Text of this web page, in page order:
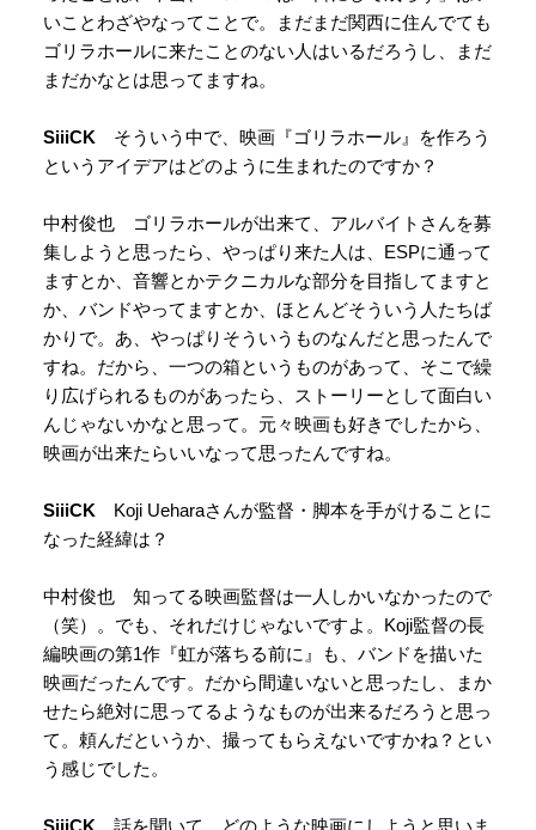
いことわざやなってことで。まだまだ関西に住んでても
ゴリラホールに来たことのない人はいるだろうし、まだ
まだかなとは思ってますね。
SiiiCK そういう中で、映画『ゴリラホール』を作ろう
というアイデアはどのように生まれたのですか？
中村俊也 ゴリラホールが出来て、アルバイトさんを募
集しようと思ったら、やっぱり来た人は、ESPに通って
ますとか、音響とかテクニカルな部分を目指してますと
か、バンドやってますとか、ほとんどそういう人たちば
かりで。あ、やっぱりそういうものなんだと思ったんで
すね。だから、一つの箱というものがあって、そこで繰
り広げられるものがあったら、ストーリーとして面白い
んじゃないかなと思って。元々映画も好きでしたから、
映画が出来たらいいなって思ったんですね。
SiiiCK Koji Ueharaさんが監督・脚本を手がけることに
なった経緯は？
中村俊也 知ってる映画監督は一人しかいなかったので
（笑）。でも、それだけじゃないですよ。Koji監督の長
編映画の第1作『虹が落ちる前に』も、バンドを描いた
映画だったんです。だから間違いないと思ったし、まか
せたら絶対に思ってるようなものが出来るだろうと思っ
て。頼んだというか、撮ってもらえないですかね？とい
う感じでした。